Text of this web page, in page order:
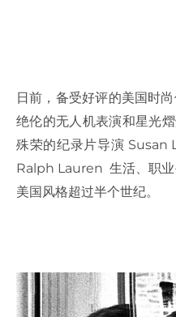
日前，备受好评的美国时
绝伦的无人机表演和星光
殊荣的纪录片导演 Susan
Ralph Lauren 生活、职业
美国风格超过半个世纪。